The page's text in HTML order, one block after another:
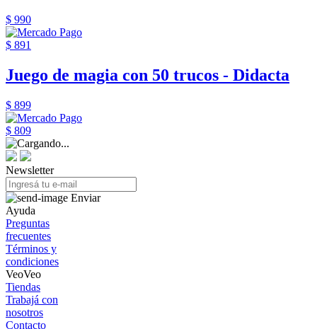
$ 990
$ 891
Juego de magia con 50 trucos - Didacta
$ 899
$ 809
Newsletter
Enviar
Ayuda
Preguntas
frecuentes
Términos y
condiciones
VeoVeo
Tiendas
Trabajá con
nosotros
Contacto